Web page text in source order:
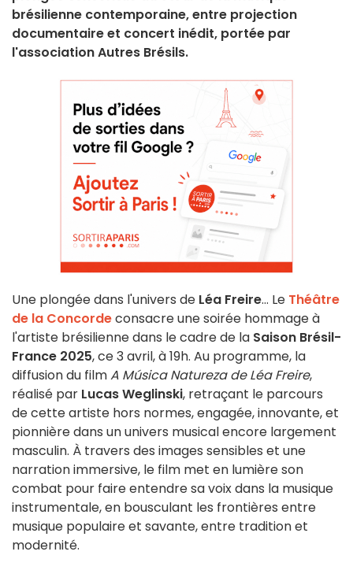
brésilienne contemporaine, entre projection
documentaire et concert inédit, portée par
l'association Autres Brésils.
Une plongée dans l'univers de Léa Freire... Le Théâtre
de la Concordeconsacre une soirée hommage à
l'artiste brésilienne dans le cadre de la Saison Brésil-
France 2025, ce 3 avril, à 19h. Au programme, la
diffusion du filmA Música Natureza de Léa Freire,
réalisé par Lucas Weglinski, retraçant le parcours
de cette artiste hors normes, engagée, innovante, et
pionnière dans un univers musical encore largement
masculin. À travers des images sensibles et une
narration immersive, le film met en lumière son
combat pour faire entendre sa voix dans la musique
instrumentale, en bousculant les frontières entre
musique populaire et savante, entre tradition et
modernité.